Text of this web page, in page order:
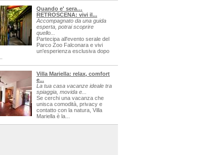
Quando e' sera…
RETROSCENA: vivi il...
Accompagnato da una guida
esperta, potrai scoprire
quello...
Partecipa all'evento serale del
Parco Zoo Falconara e vivi
un'esperienza esclusiva dopo
Villa Mariella: relax, comfort
e...
La tua casa vacanze ideale tra
spiaggia, movida e...
Se cerchi una vacanza che
unisca comodità, privacy e
contatto con la natura, Villa
Mariella è la...